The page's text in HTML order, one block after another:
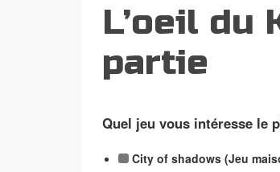
L’oeil du
partie
Quel jeu vous intéresse le
City of shadows (Jeu